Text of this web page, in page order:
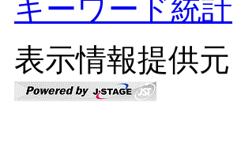
キーワード統計
表示情報提供元